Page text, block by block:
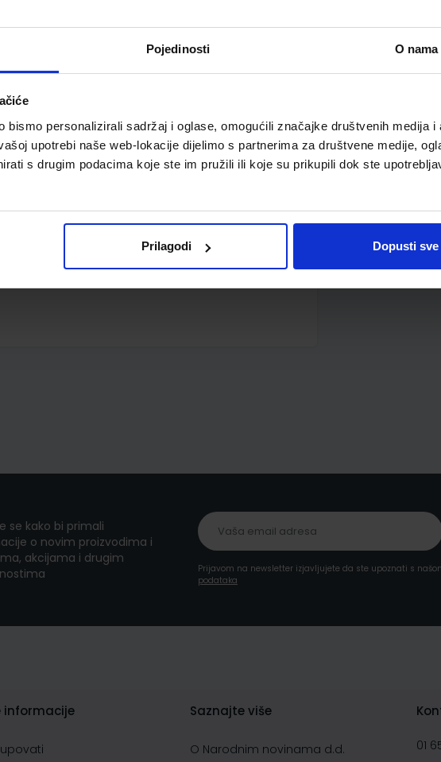
Pojedinosti O nama
bismo personalizirali sadržaj i oglase, omogućili značajke društvenih medija i
upotrebi naše web-lokacije dijelimo s partnerima za društvene medije,
s drugim podacima koje ste im pružili ili koje su prikupili dok ste
Prilagodi Dopusti sve
Unutrašnje mjere 88 x 46 mm
se kako bi primali
o novim proizvodima i
akcijama i drugim
Prijavom na newsletter izjavljujete da ste upoznati s
podataka
informacije Saznajte više
O Narodnim novinama d.d. 01